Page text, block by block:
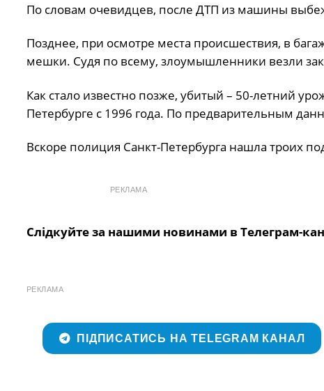
По словам очевидцев, после ДТП из машины
Позднее, при осмотре места происшествия, в
мешки. Судя по всему, злоумышленники везли
Как стало известно позже, убитый – 50-летний
Петербурге с 1996 года. По предварительным
Вскоре полиция Санкт-Петербурга нашла троих
РЕКЛАМА
Слідкуйте за нашими новинами в Телеграм-
РЕКЛАМА
ПІДПИСАТИСЬ НА TELEGRAM КАНАЛ